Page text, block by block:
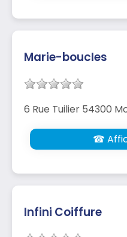
Marie-boucles
6 Rue Tuilier 54300
☎
Infini Coiffure